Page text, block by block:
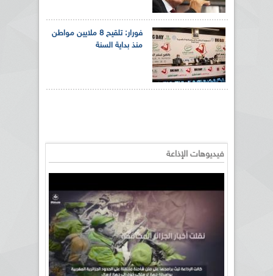
فورار: تلقيح 8 ملايين مواطن
منذ بداية السنة
فيديوهات الإذاعة